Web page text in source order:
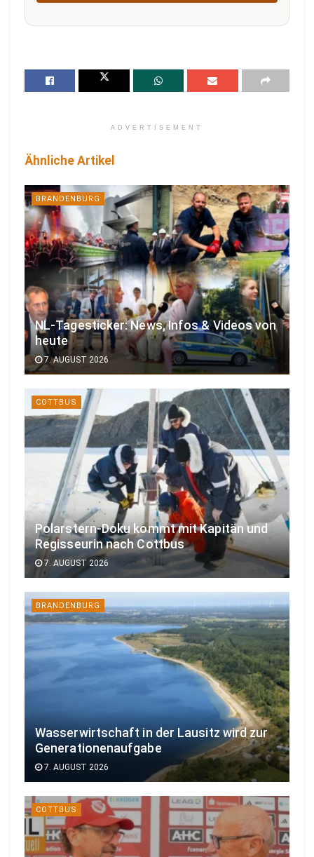
ADVERTISEMENT
Ähnliche Artikel
BRANDENBURG
NL-Tagesticker: News, Infos & Videos von
heute
7. AUGUST 2026
COTTBUS
Polarstern-Doku kommt mit Kapitän und
Regisseurin nach Cottbus
7. AUGUST 2026
BRANDENBURG
Wasserwirtschaft in der Lausitz wird zur
Generationenaufgabe
7. AUGUST 2026
COTTBUS